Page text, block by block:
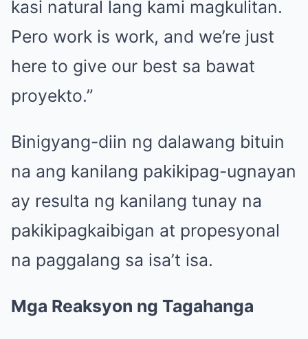
kasi natural lang kami magkulitan.
Pero work is work, and we’re just
here to give our best sa bawat
proyekto.”
Binigyang-diin ng dalawang bituin
na ang kanilang pakikipag-ugnayan
ay resulta ng kanilang tunay na
pakikipagkaibigan at propesyonal
na paggalang sa isa’t isa.
Mga Reaksyon ng Tagahanga